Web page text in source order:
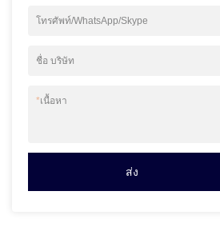
โทรศัพท์/WhatsApp/Skype
ชื่อ บริษัท
*เนื้อหา
ส่ง